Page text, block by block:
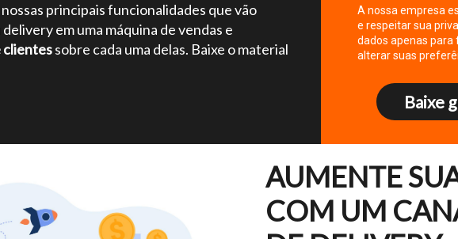
principais funcionalidades que vão
em uma máquina de vendas e
clientessobre cada uma delas. Baixe o material
A nossa empresa
e respeitar sua
dados apenas para
alterar suas
Baixe
AUMENTE
COM UM